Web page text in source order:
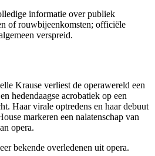
informatie over publiek
of rouwbijeenkomsten; officiële
verspreid.
Krause verliest de operawereld een
hedendaagse acrobatiek op een
Haar virale optredens en haar debuut
markeren een nalatenschap van
opera.
bekende overledenen uit opera.